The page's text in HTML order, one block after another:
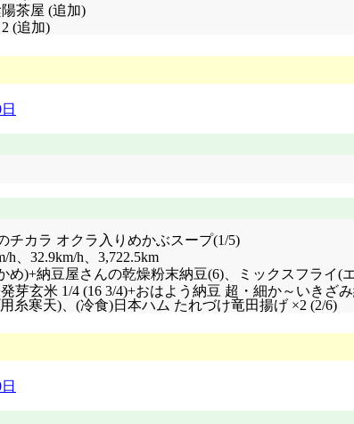
茶屋 (追加)
(追加)
チカラ オクラ入りめかぶスープ(1/5)
h、32.9km/h、3,722.5km
め)+納豆屋さんの乾燥粉末納豆(6)、ミックスフライ(
発芽玄米 1/4 (16 3/4)+おはよう納豆 超・細か～いき
糸寒天)、(冷食)日本ハム たれづけ竜田揚げ ×2 (2/6)